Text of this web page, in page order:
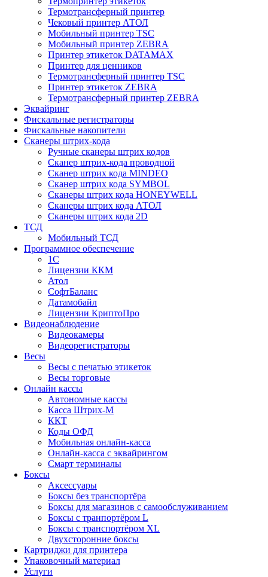
Термотрансферный принтер
Чековый принтер АТОЛ
Мобильный принтер TSC
Мобильный принтер ZEBRA
Принтер этикеток DATAMAX
Принтер для ценников
Термотрансферный принтер TSC
Принтер этикеток ZEBRA
Термотрансферный принтер ZEBRA
Эквайринг
Фискальные регистраторы
Фискальные накопители
Сканеры штрих-кода
Ручные сканеры штрих кодов
Сканер штрих-кода проводной
Сканер штрих кода MINDEO
Сканер штрих кода SYMBOL
Сканеры штрих кода HONEYWELL
Сканеры штрих кода АТОЛ
Сканеры штрих кода 2D
ТСД
Мобильный ТСД
Программное обеспечение
1С
Лицензии ККМ
Атол
СофтБаланс
Датамобайл
Лицензии КриптоПро
Видеонаблюдение
Видеокамеры
Видеорегистраторы
Весы
Весы с печатью этикеток
Весы торговые
Онлайн кассы
Автономные кассы
Касса Штрих-М
ККТ
Коды ОФД
Мобильная онлайн-касса
Онлайн-касса с эквайрингом
Смарт терминалы
Боксы
Аксессуары
Боксы без транспортёра
Боксы для магазинов с самообслуживанием
Боксы с транпортёром L
Боксы с транспортёром XL
Двухсторонние боксы
Картриджи для принтера
Упаковочный материал
Услуги